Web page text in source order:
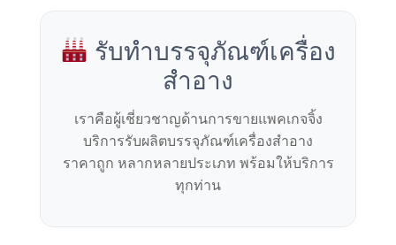
รับทำบรรจุภัณฑ์เครื่อง
สำอาง
เราคือผู้เชี่ยวชาญด้านการขายแพคเกจจิ้ง
บริการรับผลิตบรรจุภัณฑ์เครื่องสำอาง
ราคาถูก หลากหลายประเภท พร้อมให้บริการ
ทุกท่าน